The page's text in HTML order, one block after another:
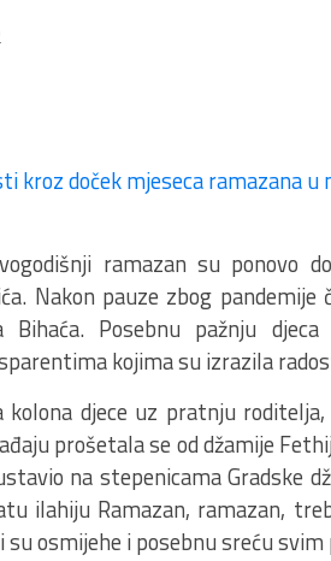
ramazan su ponovo
Nakon pauze zbog
Bihaća. Posebnu pažnju
kojima su izrazila
kolona djece uz pratnju
prošetala se od džamije
na stepenicama Gradske
ilahiju Ramazan, ramazan,
osmijehe i posebnu sreću